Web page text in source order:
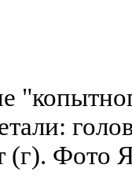
(г). Фото